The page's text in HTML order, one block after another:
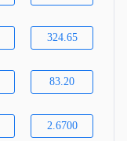
324.65
83.20
2.6700